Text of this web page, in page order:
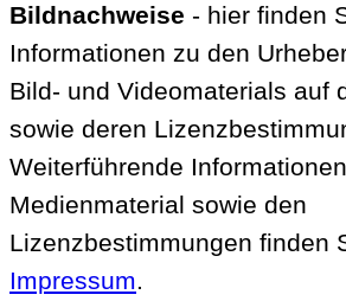
Bildnachweise - hier finden
Informationen zu den
Bild- und Videomaterials auf
sowie deren
Weiterführende
Medienmaterial sowie den
Lizenzbestimmungen finden
Impressum.